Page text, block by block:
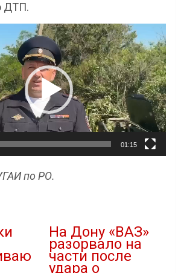
ДТП.
01:15
по РО.
На Дону «ВАЗ»
разорвало на
части после
удара о